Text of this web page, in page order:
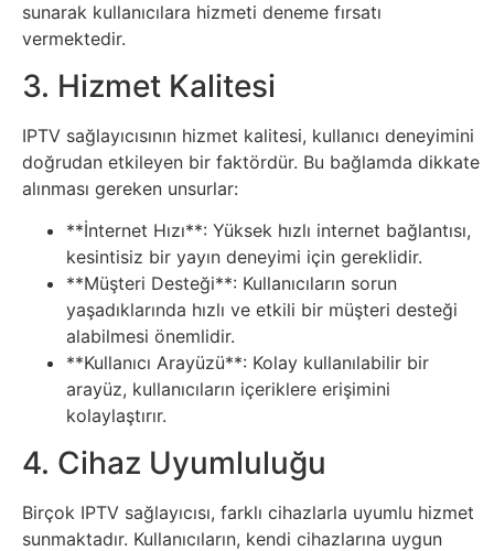
Mobil
Müzik
Nft
Oyun
Projeler
ve
Fikirler
Psikoloji
Sağlık
Scriptler
sunarak kullanıcılara hizmeti deneme fırsatı
vermektedir.
3. Hizmet Kalitesi
IPTV sağlayıcısının hizmet kalitesi, kullanıcı deneyimini
doğrudan etkileyen bir faktördür. Bu bağlamda dikkate
alınması gereken unsurlar:
**İnternet Hızı**: Yüksek hızlı internet bağlantısı,
kesintisiz bir yayın deneyimi için gereklidir.
**Müşteri Desteği**: Kullanıcıların sorun
yaşadıklarında hızlı ve etkili bir müşteri desteği
alabilmesi önemlidir.
**Kullanıcı Arayüzü**: Kolay kullanılabilir bir
arayüz, kullanıcıların içeriklere erişimini
kolaylaştırır.
4. Cihaz Uyumluluğu
Birçok IPTV sağlayıcısı, farklı cihazlarla uyumlu hizmet
sunmaktadır. Kullanıcıların, kendi cihazlarına uygun